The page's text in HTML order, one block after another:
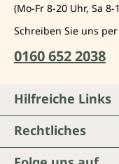
(Mo-Fr 8-20 Uhr, Sa 8-
Schreiben Sie uns
0160 652 2038
Hilfreiche Links
Rechtliches